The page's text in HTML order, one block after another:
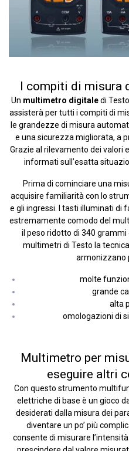
I compiti di misura
Un multimetro digitaledi
assisterà per tutti i compiti di
le grandezze di misura
e una sicurezza migliorata, a
Grazie al rilevamento dei valori
informati sull’esatta
Prima di cominciare una
acquisire familiarità con lo
e gli ingressi. I tasti illuminati di
estremamente comodo del
il peso ridotto di 340
multimetri di Testo la
armonizzano
molte
grande
alta
omologazioni di
Multimetro per
eseguire altri
Con questo strumento
elettriche di base è un gioco
desiderati dalla misura dei
diventare un po’ più
consente di misurare